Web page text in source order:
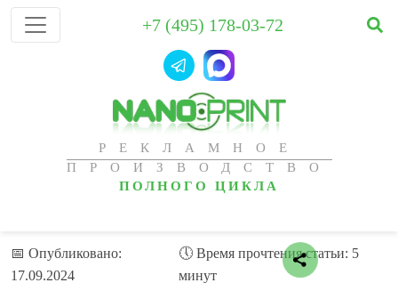
РЕКЛАМНОЕ
ПРОИЗВОДСТВО
ПОЛНОГО ЦИКЛА
+7 (495) 178-03-72
📅 Опубликовано:
17.09.2024
🕔 Время прочтения статьи: 5
минут